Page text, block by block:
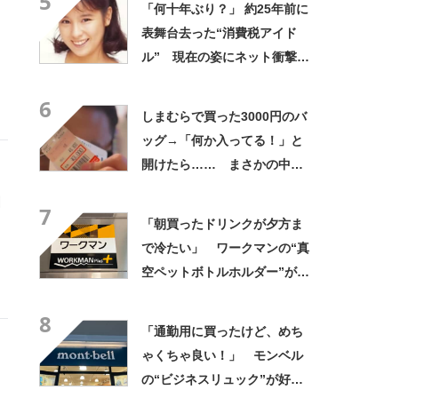
「何十年ぶり？」 約25年前に
表舞台去った“消費税アイド
ル” 現在の姿にネット衝撃
6
しまむらで買った3000円のバ
ッグ→「何か入ってる！」と
開けたら…… まさかの中身
7
「朝買ったドリンクが夕方ま
で冷たい」 ワークマンの“真
空ペットボトルホルダー”が大
8
「通勤用に買ったけど、めち
ゃくちゃ良い！」 モンベル
の“ビジネスリュック”が好